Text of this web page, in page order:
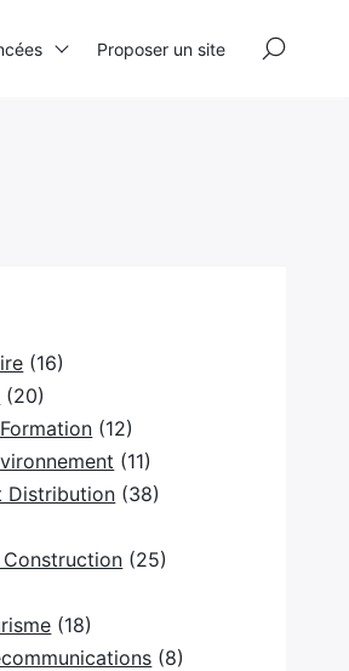
(16)
(20)
(12)
(11)
Distribution (38)
(25)
(18)
(8)
Proposer un site